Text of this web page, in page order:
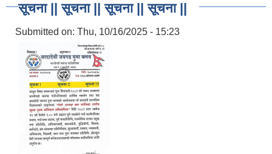
सूचना || सूचना || सूचना || सूचना ||
Submitted on: Thu, 10/16/2025 - 15:23